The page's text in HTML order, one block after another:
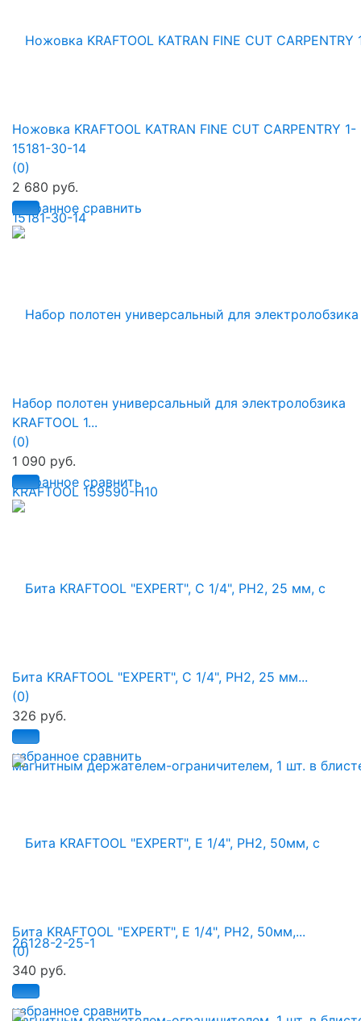
избранное сравнить
Ножовка KRAFTOOL KATRAN FINE CUT CARPENTRY 1-
15181-30-14
(0)
2 680 руб.
избранное сравнить
Набор полотен универсальный для электролобзика
KRAFTOOL 1...
(0)
1 090 руб.
избранное сравнить
Бита KRAFTOOL "ЕХPERT", C 1/4", PH2, 25 мм...
(0)
326 руб.
избранное сравнить
Бита KRAFTOOL "ЕХPERT", E 1/4", PH2, 50мм,...
(0)
340 руб.